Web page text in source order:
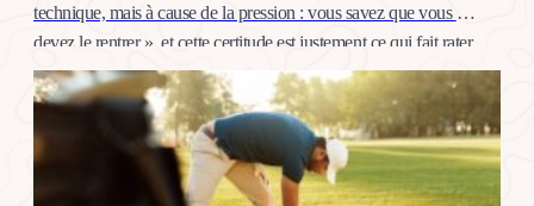
technique, mais à cause de la pression : vous savez que vous «
devez le rentrer », et cette certitude est justement ce qui fait rater.
La bonne nouvelle, c’est…